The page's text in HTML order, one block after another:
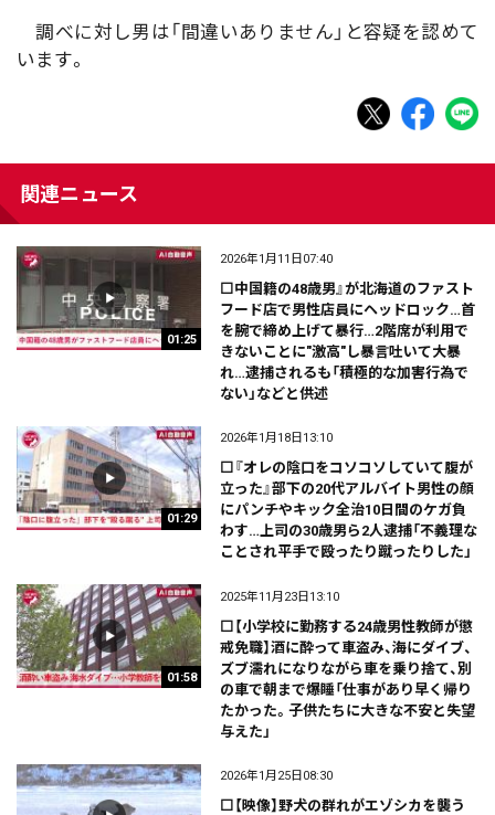
調べに対し男は「間違いありません」と容疑を認めて
います。
関連ニュース
01:25
2026年1月11日07:40
⬜中国籍の48歳男』が北海道のファスト
フード店で男性店員にヘッドロック…首
を腕で締め上げて暴行…2階席が利用で
きないことに"激高"し暴言吐いて大暴
れ…逮捕されるも「積極的な加害行為で
ない」などと供述
01:29
2026年1月18日13:10
⬜『オレの陰口をコソコソしていて腹が
立った』部下の20代アルバイト男性の顔
にパンチやキック全治10日間のケガ負
わす…上司の30歳男ら2人逮捕「不義理な
ことされ平手で殴ったり蹴ったりした」
01:58
2025年11月23日13:10
⬜【小学校に勤務する24歳男性教師が懲
戒免職】酒に酔って車盗み、海にダイブ、
ズブ濡れになりながら車を乗り捨て、別
の車で朝まで爆睡「仕事があり早く帰り
たかった。子供たちに大きな不安と失望
与えた」
2026年1月25日08:30
⬜【映像】野犬の群れがエゾシカを襲う